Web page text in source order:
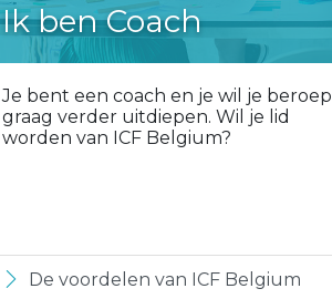
Ik ben Coach
Je bent een coach en je wil je beroep
graag verder uitdiepen. Wil je lid
worden van ICF Belgium?
De voordelen van ICF Belgium